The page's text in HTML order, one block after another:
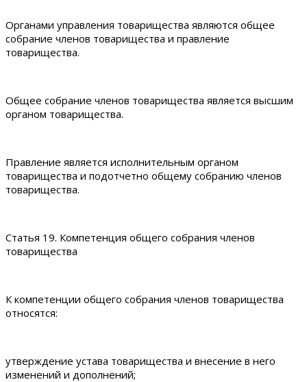
Органами управления товарищества являются общее
собрание членов товарищества и правление
товарищества.
Общее собрание членов товарищества является высшим
органом товарищества.
Правление является исполнительным органом
товарищества и подотчетно общему собранию членов
товарищества.
Статья 19. Компетенция общего собрания членов
товарищества
К компетенции общего собрания членов товарищества
относятся:
утверждение устава товарищества и внесение в него
изменений и дополнений;